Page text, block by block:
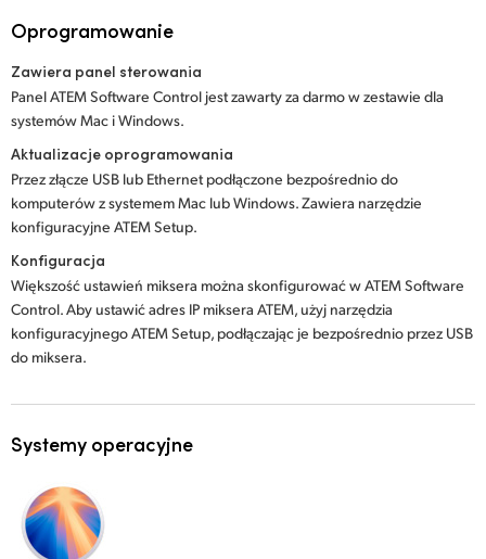
Oprogramowanie
Zawiera panel sterowania
Panel ATEM Software Control jest zawarty za darmo w zestawie dla
systemów Mac i Windows.
Aktualizacje oprogramowania
Przez złącze USB lub Ethernet podłączone bezpośrednio do
komputerów z systemem Mac lub Windows. Zawiera narzędzie
konfiguracyjne ATEM Setup.
Konfiguracja
Większość ustawień miksera można skonfigurować w ATEM Software
Control. Aby ustawić adres IP miksera ATEM, użyj narzędzia
konfiguracyjnego ATEM Setup, podłączając je bezpośrednio przez USB
do miksera.
Systemy operacyjne